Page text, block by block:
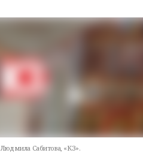
Людмила Сабитова, «КЗ».